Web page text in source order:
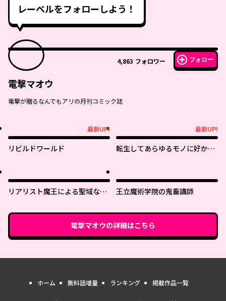
レーベルをフォローしよう！
4,863 フォロワー フォロー
電撃マオウ
電撃が贈るなんでもアリの月刊コミック誌
最新UP!
リビルドワールド
最新UP!
転生してあらゆるモノに好かれ
リアリスト魔王による聖域なき
王立魔術学院の鬼畜講師
電撃マオウの詳細はこちら
ホーム 無料話増量 ランキング 掲載作品一覧